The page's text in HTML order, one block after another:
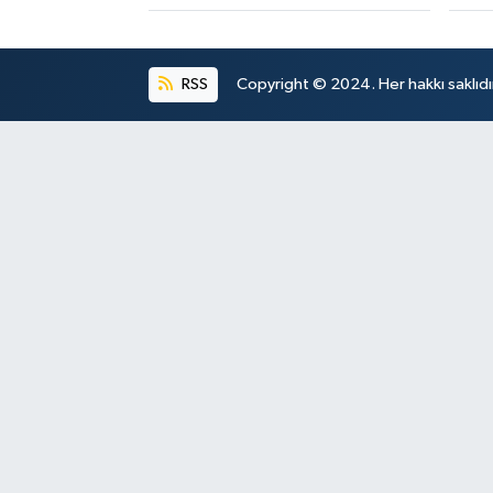
RSS Copyright © 2024. Her hakkı